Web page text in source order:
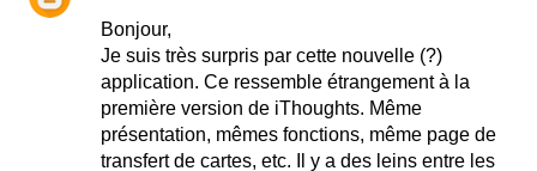
Bonjour,
Je suis très surpris par cette nouvelle (?)
application. Ce ressemble étrangement à la
première version de iThoughts. Même
présentation, mêmes fonctions, même page de
transfert de cartes, etc. Il y a des leins entre les